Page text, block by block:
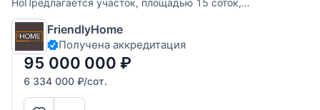
расположенный в коттеджном поселке "Рождественский"
в Барвихе, в 10 км от Москвы по Рублево-Успенскому
шоссе или платной дороге. Участок для индивидуального
жилищного строительства (ИЖС). Все
FriendlyHome
Получена аккредитация
95 000 000 ₽
6 334 000 ₽/сот.